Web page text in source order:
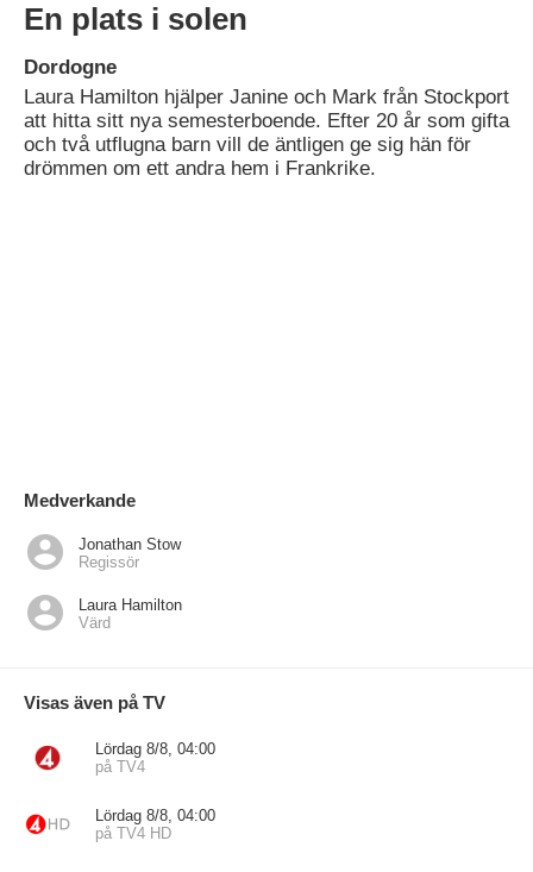
En plats i solen
Dordogne
Laura Hamilton hjälper Janine och Mark från Stockport
att hitta sitt nya semesterboende. Efter 20 år som gifta
och två utflugna barn vill de äntligen ge sig hän för
drömmen om ett andra hem i Frankrike.
Medverkande
Jonathan Stow
Regissör
Laura Hamilton
Värd
Visas även på TV
Lördag 8/8, 04:00
på TV4
Lördag 8/8, 04:00
på TV4 HD